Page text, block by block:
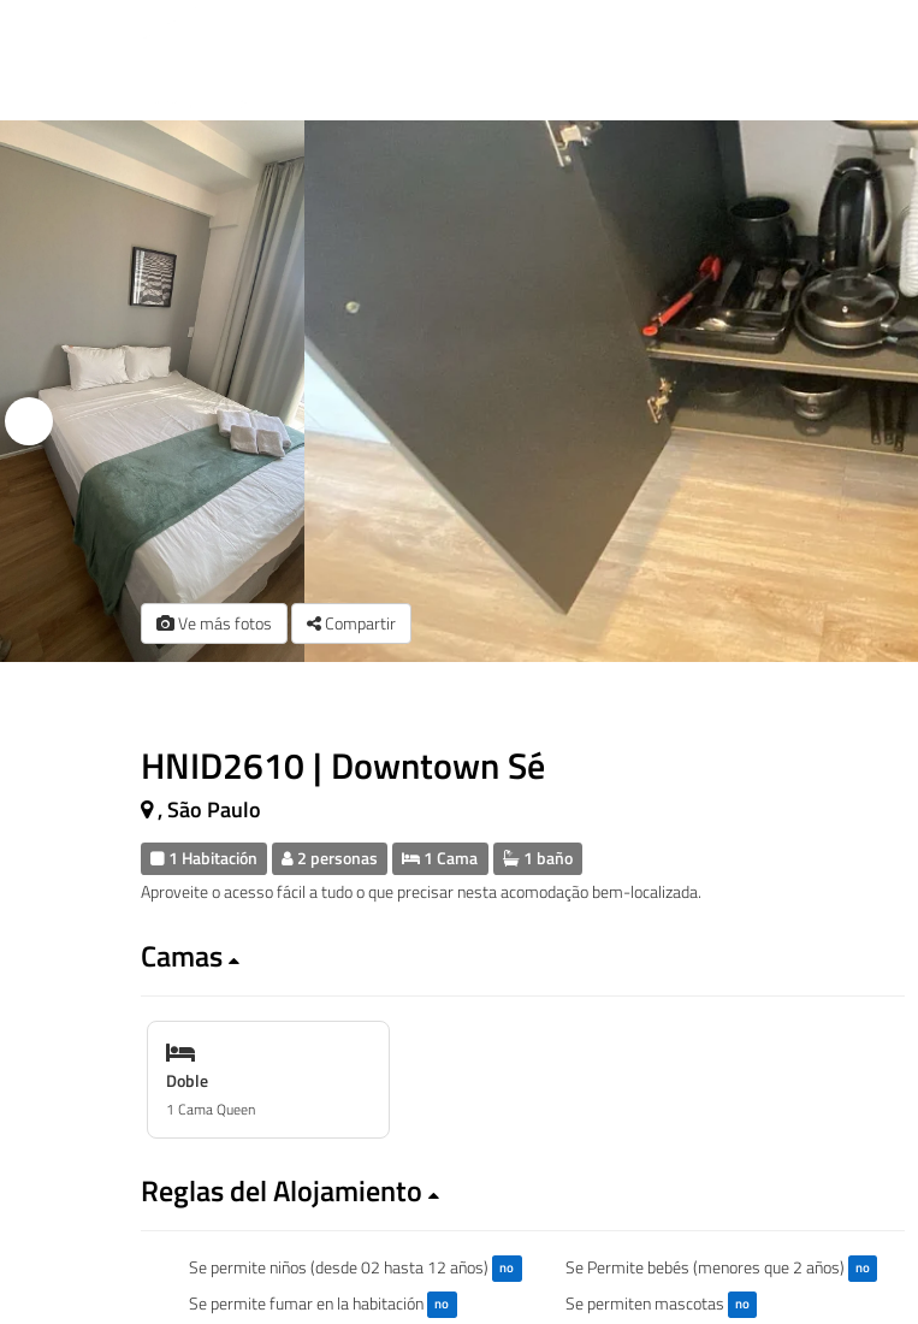
Ve más fotos Compartir
HNID2610 | Downtown Sé
, São Paulo
1 Habitación 2 personas 1 Cama 1 baño
Aproveite o acesso fácil a tudo o que precisar nesta acomodação bem-localizada.
Camas
Doble
1 Cama Queen
Reglas del Alojamiento
Se permite niños (desde 02 hasta 12 años) no Se Permite bebés (menores que 2 años) no
Se permite fumar en la habitación no Se permiten mascotas no